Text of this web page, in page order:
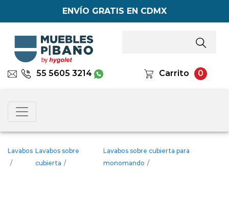
ENVÍO GRATIS EN CDMX
55 5605 3214 Carrito 0
Lavabos
/
Lavabos sobre
cubierta /
Lavabos sobre cubierta para
monomando /